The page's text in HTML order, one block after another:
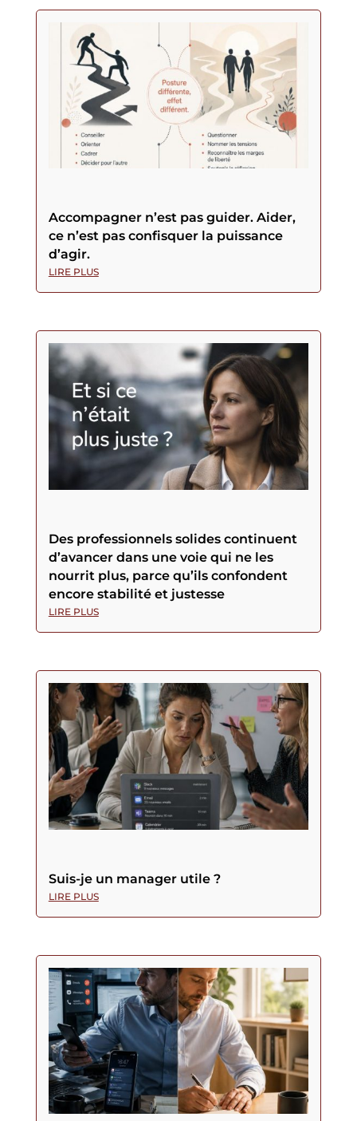
Accompagner n’est pas guider. Aider,
ce n’est pas confisquer la puissance
d’agir.
LIRE PLUS
Des professionnels solides continuent
d’avancer dans une voie qui ne les
nourrit plus, parce qu’ils confondent
encore stabilité et justesse
LIRE PLUS
Suis-je un manager utile ?
LIRE PLUS